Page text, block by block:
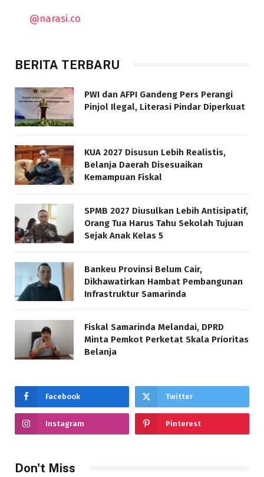
@narasi.co
BERITA TERBARU
PWI dan AFPI Gandeng Pers Perangi
Pinjol Ilegal, Literasi Pindar Diperkuat
KUA 2027 Disusun Lebih Realistis,
Belanja Daerah Disesuaikan
Kemampuan Fiskal
SPMB 2027 Diusulkan Lebih Antisipatif,
Orang Tua Harus Tahu Sekolah Tujuan
Sejak Anak Kelas 5
Bankeu Provinsi Belum Cair,
Dikhawatirkan Hambat Pembangunan
Infrastruktur Samarinda
Fiskal Samarinda Melandai, DPRD
Minta Pemkot Perketat Skala Prioritas
Belanja
Facebook Twitter
Instagram Pinterest
Don't Miss